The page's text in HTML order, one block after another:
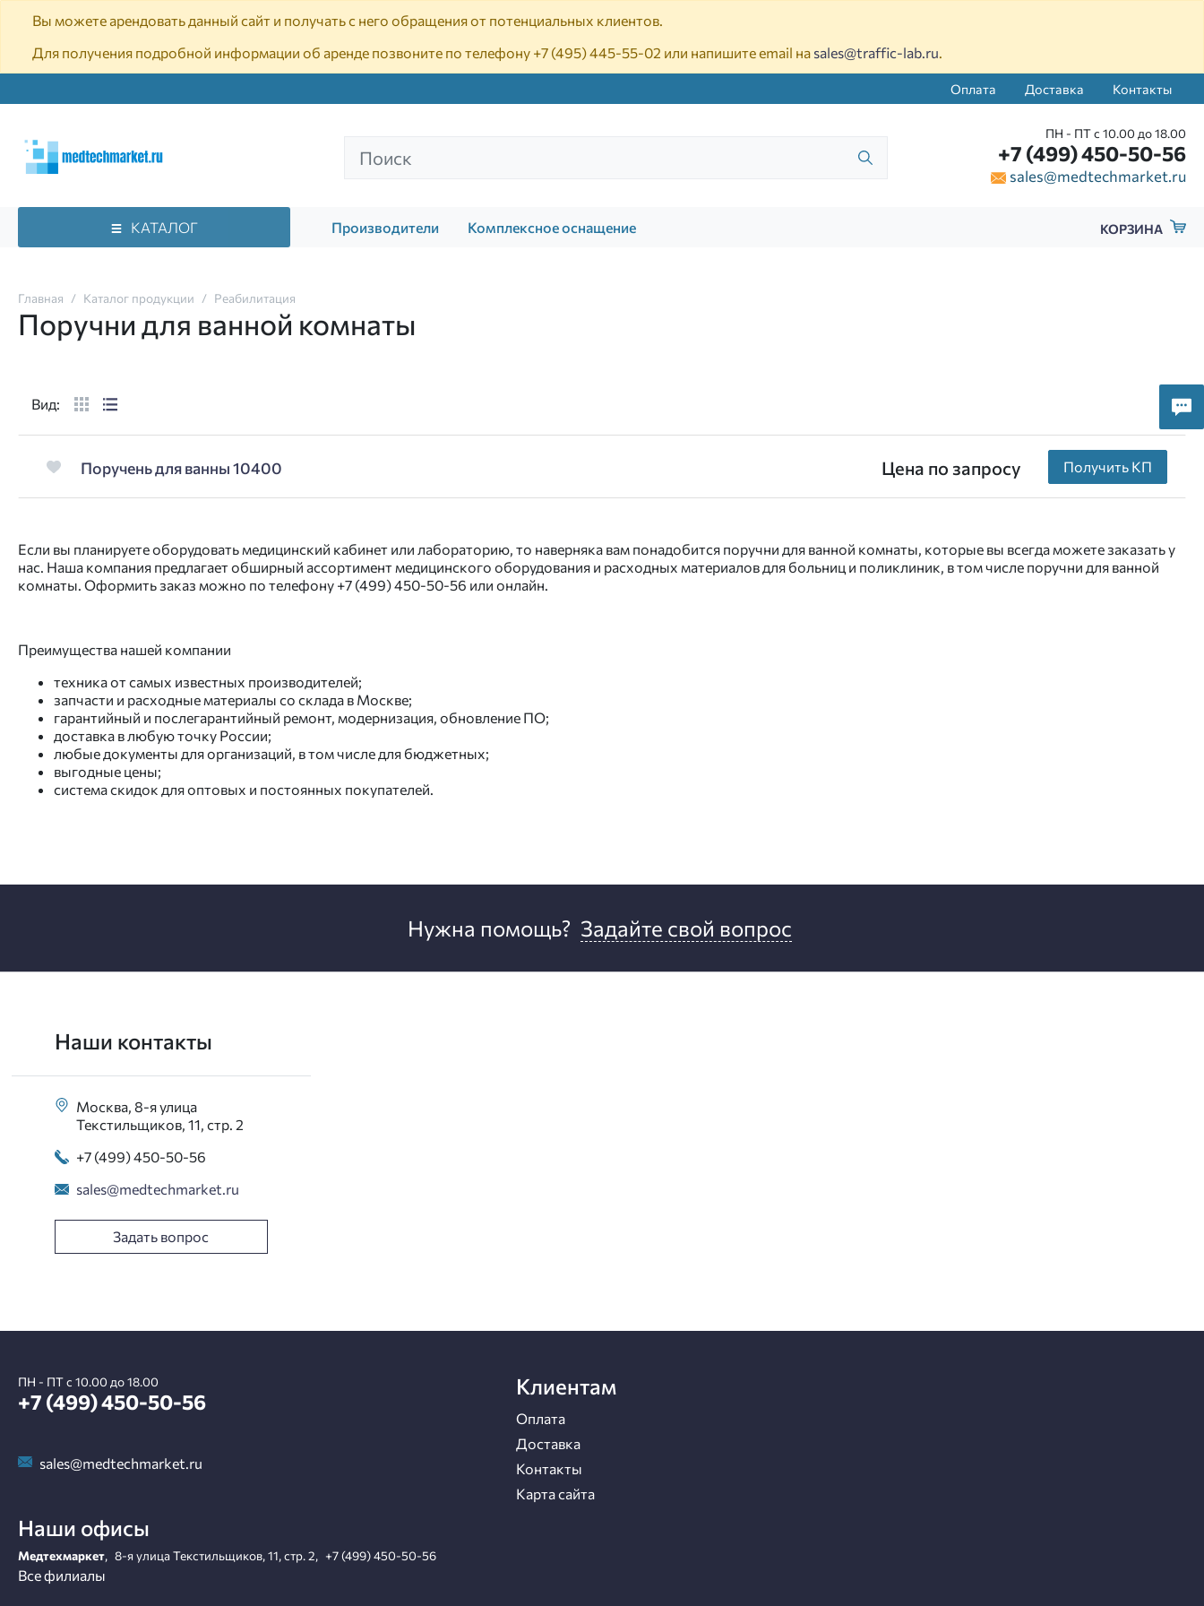
Вы можете арендовать данный сайт и получать с него обращения от потенциальных клиентов.
Для получения подробной информации об аренде позвоните по телефону +7 (495) 445-55-02 или напишите email на sales@traffic-lab.ru.
Оплата Доставка Контакты
ПН - ПТ с 10.00 до 18.00
+7 (499) 450-50-56
sales@medtechmarket.ru
КАТАЛОГ Производители Комплексное оснащение КОРЗИНА
Главная Каталог продукции Реабилитация
Поручни для ванной комнаты
Вид:
Поручень для ванны 10400 Цена по запросу Получить КП
Если вы планируете оборудовать медицинский кабинет или лабораторию, то наверняка вам понадобится поручни для ванной комнаты, которые вы всегда можете заказать у
нас. Наша компания предлагает обширный ассортимент медицинского оборудования и расходных материалов для больниц и поликлиник, в том числе поручни для ванной
комнаты. Оформить заказ можно по телефону +7 (499) 450-50-56 или онлайн.
Преимущества нашей компании
техника от самых известных производителей;
запчасти и расходные материалы со склада в Москве;
гарантийный и послегарантийный ремонт, модернизация, обновление ПО;
доставка в любую точку России;
любые документы для организаций, в том числе для бюджетных;
выгодные цены;
система скидок для оптовых и постоянных покупателей.
Нужна помощь? Задайте свой вопрос
Наши контакты
Москва, 8-я улица
Текстильщиков, 11, стр. 2
+7 (499) 450-50-56
sales@medtechmarket.ru
Задать вопрос
ПН - ПТ с 10.00 до 18.00
+7 (499) 450-50-56
sales@medtechmarket.ru
Наши офисы
Медтехмаркет, 8-я улица Текстильщиков, 11, стр. 2, +7 (499) 450-50-56
Все филиалы
Клиентам
Оплата
Доставка
Контакты
Карта сайта